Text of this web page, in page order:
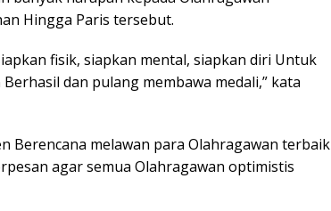
Hingga Paris tersebut.
fisik, siapkan mental, siapkan diri Untuk
dan pulang membawa medali,” kata
Berencana melawan para Olahragawan terbaik
agar semua Olahragawan optimistis